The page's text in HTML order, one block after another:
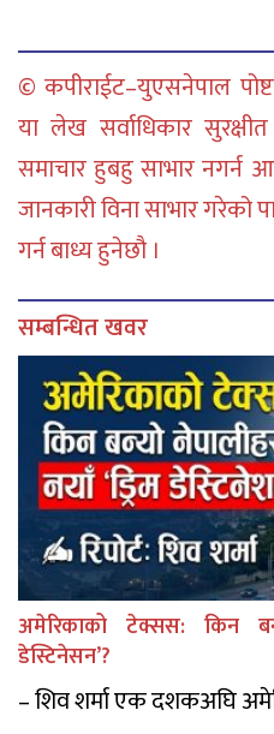
© कपीराईट–युएसनेपाल
या लेख सर्वाधिकार
समाचार हुबहु साभार नगर्न
जानकारी विना साभार गरेको
गर्न बाध्य हुनेछौ ।
सम्बन्धित खवर
अमेरिकाको टेक्सस: किन
डेस्टिनेसन’?
– शिव शर्मा एक दशकअघि